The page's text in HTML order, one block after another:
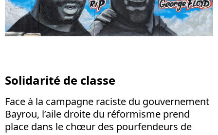
Solidarité de classe
Face à la campagne raciste du gouvernement
Bayrou, l’aile droite du réformisme prend
place dans le chœur des pourfendeurs de